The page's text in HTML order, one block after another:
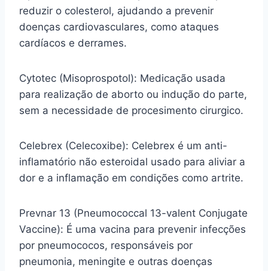
reduzir o colesterol, ajudando a prevenir
doenças cardiovasculares, como ataques
cardíacos e derrames.
Cytotec (Misoprospotol): Medicação usada
para realização de aborto ou indução do parte,
sem a necessidade de procesimento cirurgico.
Celebrex (Celecoxibe): Celebrex é um anti-
inflamatório não esteroidal usado para aliviar a
dor e a inflamação em condições como artrite.
Prevnar 13 (Pneumococcal 13-valent Conjugate
Vaccine): É uma vacina para prevenir infecções
por pneumococos, responsáveis por
pneumonia, meningite e outras doenças